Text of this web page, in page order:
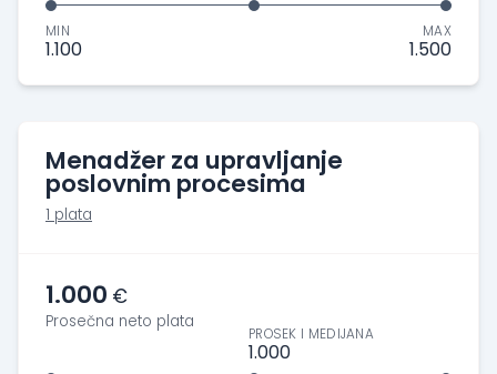
MIN
1.100
MAX
1.500
Menadžer za upravljanje
poslovnim procesima
1 plata
1.000 €
Prosečna neto plata
PROSEK I MEDIJANA
1.000